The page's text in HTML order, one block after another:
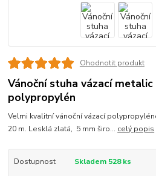
Ohodnotit produkt
Vánoční stuha vázací
polypropylén
Velmi kvalitní vánoční vázací
20 m. Lesklá zlatá, 5 mm širo... celý popis
Dostupnost Skladem 528 ks